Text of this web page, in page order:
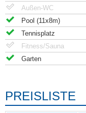
Außen-WC
Pool (11x8m)
Tennisplatz
Fitness/Sauna
Garten
PREISLISTE